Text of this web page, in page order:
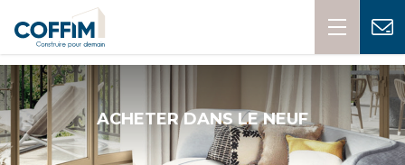
ACHETER DANS LE NEUF